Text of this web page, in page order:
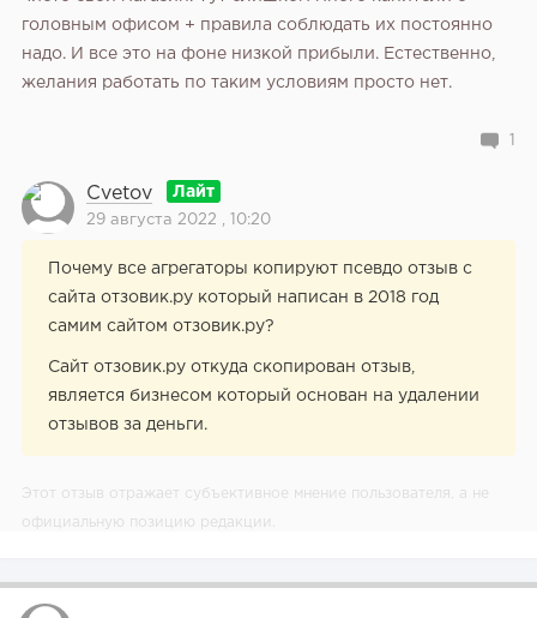
головным офисом + правила соблюдать их постоянно
надо. И все это на фоне низкой прибыли. Естественно,
желания работать по таким условиям просто нет.
Cvetov
29 августа 2022 , 10:20
Почему все агрегаторы копируют псевдо отзыв с
сайта отзовик.ру который написан в 2018 год
самим сайтом отзовик.ру?
Сайт отзовик.ру откуда скопирован отзыв,
является бизнесом который основан на удалении
отзывов за деньги.
Этот отзыв отражает субъективное мнение пользователя, а не
официальную позицию редакции.